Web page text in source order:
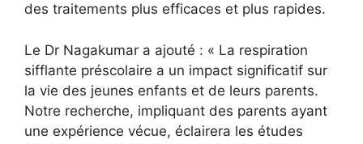
des traitements plus efficaces et plus rapides.
Le Dr Nagakumar a ajouté : « La respiration
sifflante préscolaire a un impact significatif sur
la vie des jeunes enfants et de leurs parents.
Notre recherche, impliquant des parents ayant
une expérience vécue, éclairera les études